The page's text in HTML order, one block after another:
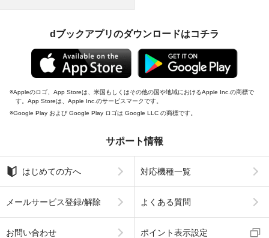
dブックアプリのダウンロードはコチラ
Appleのロゴ、App Storeは、米国もしくはその他の国や地域におけるApple Inc.の商標で
す。App Storeは、Apple Inc.のサービスマークです。
Google Play および Google Play ロゴは Google LLC の商標です。
サポート情報
はじめての方へ 対応機種一覧
メールサービス登録/解除 よくある質問
お問い合わせ ポイント表示設定